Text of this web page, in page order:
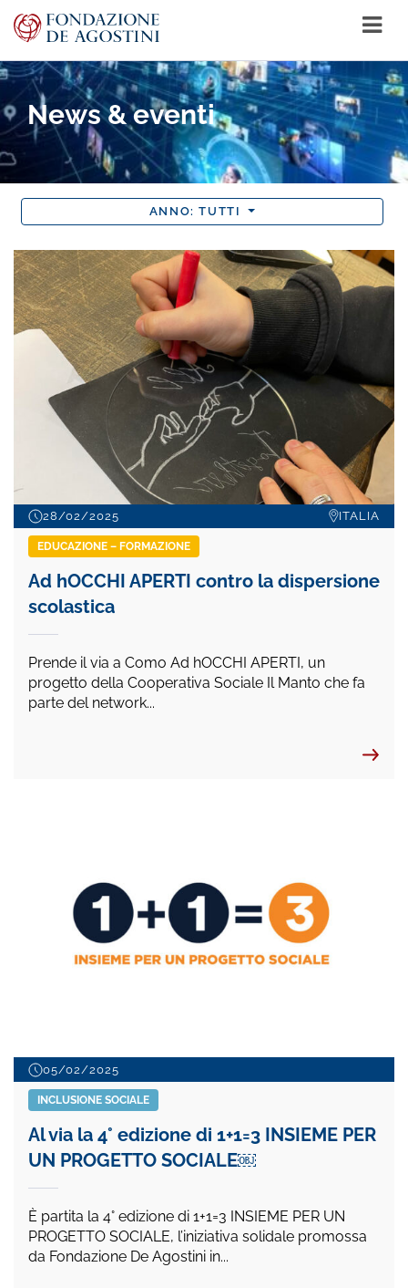
News & eventi
ANNO:TUTTI
28/02/2025 ITALIA
EDUCAZIONE – FORMAZIONE
Ad hOCCHI APERTI contro la dispersione
scolastica
Prende il via a Como Ad hOCCHI APERTI, un
progetto della Cooperativa Sociale Il Manto che fa
parte del network...
05/02/2025
INCLUSIONE SOCIALE
Al via la 4° edizione di 1+1=3 INSIEME PER
UN PROGETTO SOCIALE￼
È partita la 4° edizione di 1+1=3 INSIEME PER UN
PROGETTO SOCIALE, l’iniziativa solidale promossa
da Fondazione De Agostini in...